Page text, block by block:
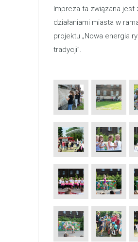
Impreza ta związana jest
działaniami miasta w
projektu „Nowa energia
tradycji”.